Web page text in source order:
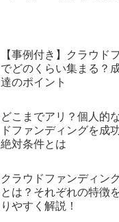
【事例付き】クラウド
でどのくらい集まる？
達のポイント
どこまでアリ？個人的
ドファンディングを成
絶対条件とは
クラウドファンディン
とは？それぞれの特徴
りやすく解説！